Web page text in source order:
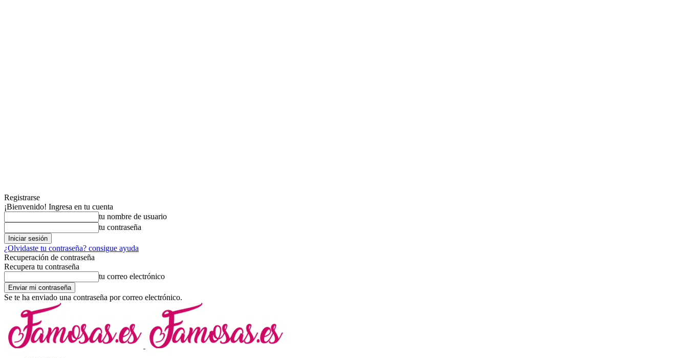
Registrarse
¡Bienvenido! Ingresa en tu cuenta
tu nombre de usuario
tu contraseña
¿Olvidaste tu contraseña? consigue ayuda
Recuperación de contraseña
Recupera tu contraseña
tu correo electrónico
Se te ha enviado una contraseña por correo electrónico.